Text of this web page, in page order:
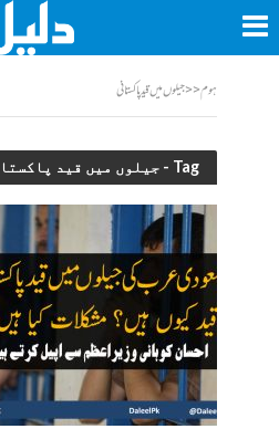
ہوم<<جیلوں میں قید پاکستانی
Tag - جیلوں میں قید پاکستانی